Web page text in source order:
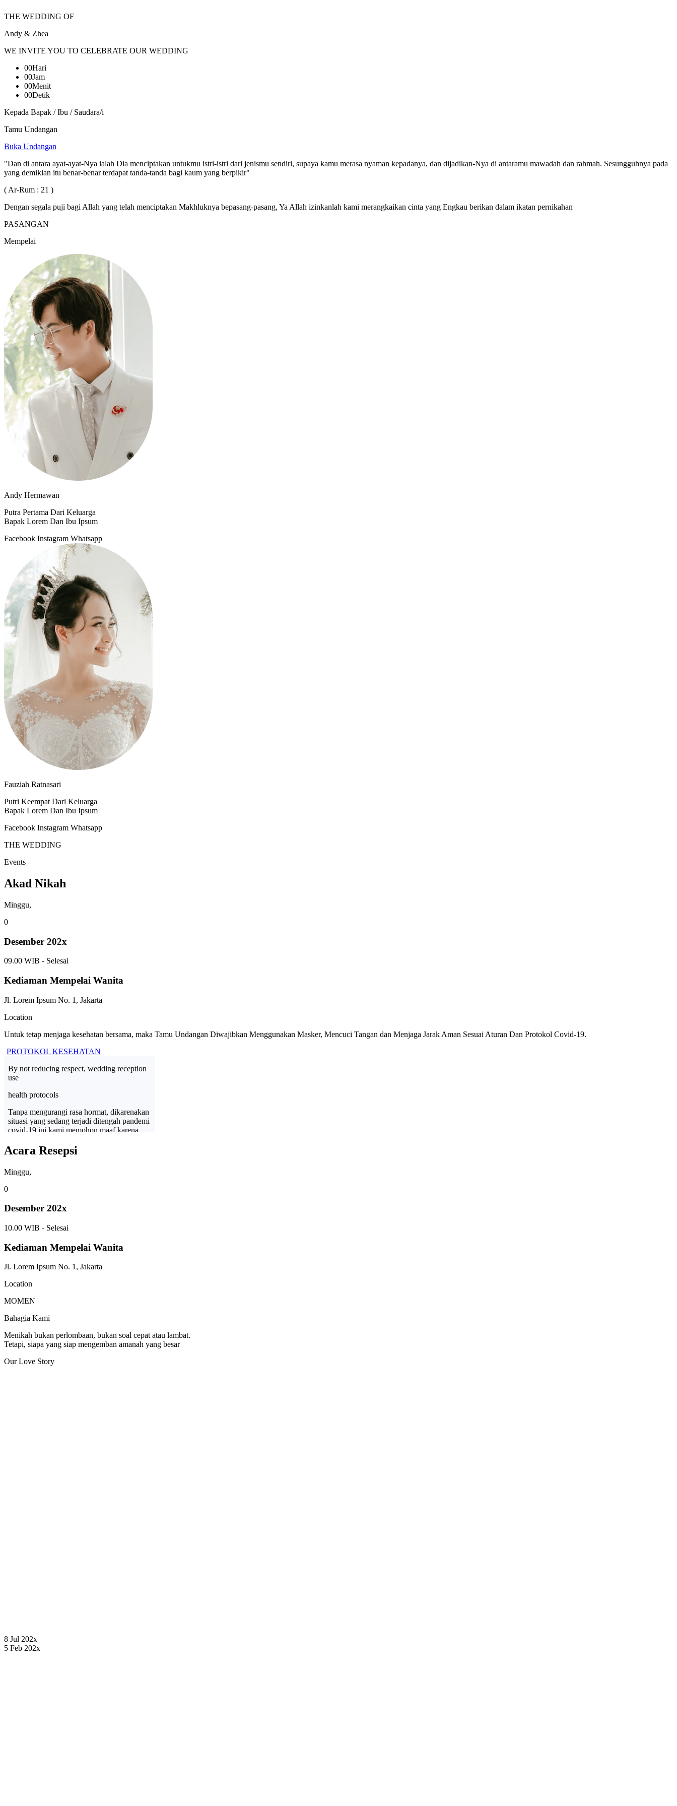
THE WEDDING OF
Andy & Zhea
WE INVITE YOU TO CELEBRATE OUR WEDDING
00Hari
00Jam
00Menit
00Detik
Kepada Bapak / Ibu / Saudara/i
Tamu Undangan
Buka Undangan
"Dan di antara ayat-ayat-Nya ialah Dia menciptakan untukmu istri-istri dari jenismu sendiri, supaya kamu merasa nyaman kepadanya, dan dijadikan-Nya di antaramu mawadah dan rahmah. Sesungguhnya pada
yang demikian itu benar-benar terdapat tanda-tanda bagi kaum yang berpikir"
( Ar-Rum : 21 )
Dengan segala puji bagi Allah yang telah menciptakan Makhluknya bepasang-pasang, Ya Allah izinkanlah kami merangkaikan cinta yang Engkau berikan dalam ikatan pernikahan
PASANGAN
Mempelai
Andy Hermawan
Putra Pertama Dari Keluarga
Bapak Lorem Dan Ibu Ipsum
Facebook Instagram Whatsapp
Fauziah Ratnasari
Putri Keempat Dari Keluarga
Bapak Lorem Dan Ibu Ipsum
Facebook Instagram Whatsapp
THE WEDDING
Events
Akad Nikah
Minggu,
0
Desember 202x
09.00 WIB - Selesai
Kediaman Mempelai Wanita
Jl. Lorem Ipsum No. 1, Jakarta
Location
Untuk tetap menjaga kesehatan bersama, maka Tamu Undangan Diwajibkan Menggunakan Masker, Mencuci Tangan dan Menjaga Jarak Aman Sesuai Aturan Dan Protokol Covid-19.
PROTOKOL KESEHATAN
Acara Resepsi
Minggu,
0
Desember 202x
10.00 WIB - Selesai
Kediaman Mempelai Wanita
Jl. Lorem Ipsum No. 1, Jakarta
Location
MOMEN
Bahagia Kami
Menikah bukan perlombaan, bukan soal cepat atau lambat.
Tetapi, siapa yang siap mengemban amanah yang besar
Our Love Story
8 Jul 202x
5 Feb 202x